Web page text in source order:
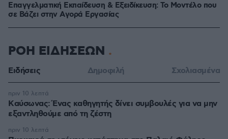
Επαγγελματική Εκπαίδευση & Εξειδίκευση: Το Mοντέλο που
σε Bάζει στην Aγορά Eργασίας
ΡΟΗ ΕΙΔΗΣΕΩΝ
Ειδήσεις Δημοφιλή Σχολιασμένα
Kαύσωνας: Ένας καθηγητής δίνει συμβουλές για να μην
εξαντληθούμε από τη ζέστη
πριν 10 λεπτά
πριν 10 λεπτά